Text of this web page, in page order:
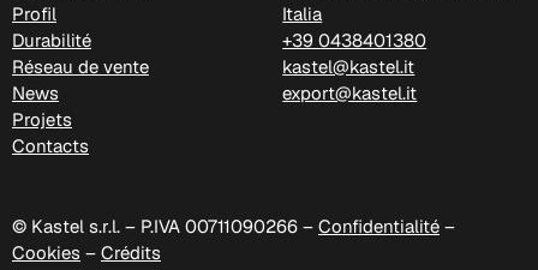
Profil
Durabilité
Réseau de vente
News
Projets
Contacts
Italia
+39 0438401380
kastel@kastel.it
export@kastel.it
© Kastel s.r.l. – P.IVA 00711090266 – Confidentialité –
Cookies – Crédits